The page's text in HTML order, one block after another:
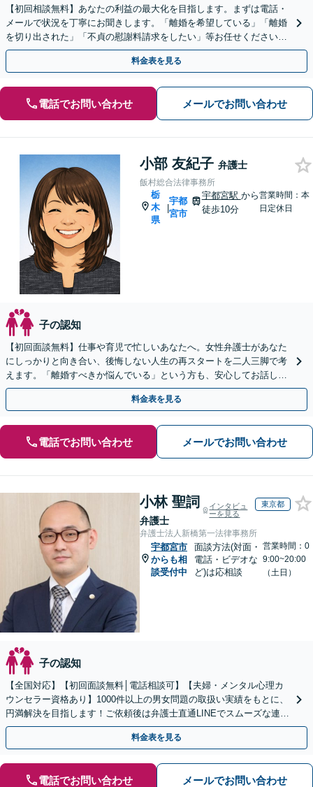
【初回相談無料】あなたの利益の最大化を目指します。まずは電話・
メールで状況を丁寧にお聞きします。「離婚を希望している」「離婚
を切り出された」「不貞の慰謝料請求をしたい」等お任せください。
【リーズナブルな料金設定】
料金表を見る
電話でお問い合わせ メールでお問い合わせ
小部 友紀子 弁護士
飯村総合法律事務所
栃
木
県
|
宇都
宮市
宇都宮駅 から
徒歩10分
営業時間：本
日定休日
子の認知
【初回面談無料】仕事や育児で忙しいあなたへ。女性弁護士があなた
にしっかりと向き合い、後悔しない人生の再スタートを二人三脚で考
えます。「離婚すべきか悩んでいる」という方も、安心してお話しく
ださい【完全個室で対応・子連れ相談可】
料金表を見る
電話でお問い合わせ メールでお問い合わせ
小林 聖詞
弁護士
インタビュ
ーを見る
東京都
弁護士法人新橋第一法律事務所
宇都宮市
からも相
談受付中
面談方法(対面・
電話・ビデオな
ど)は応相談
営業時間：0
9:00~20:00
（土日）
子の認知
【全国対応】【初回面談無料│電話相談可】【夫婦・メンタル心理カ
ウンセラー資格あり】1000件以上の男女問題の取扱い実績をもとに、
円満解決を目指します！ご依頼後は弁護士直通LINEでスムーズな連絡
も可能。セカンドオピニオンのご相談も承ります
料金表を見る
電話でお問い合わせ メールでお問い合わせ